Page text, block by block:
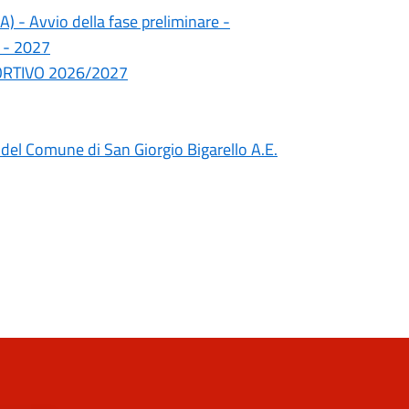
- Avvio della fase preliminare -
- 2027
2026/2027
Comune di San Giorgio Bigarello A.E.